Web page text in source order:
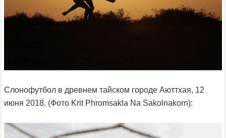
Слонофутбол в древнем тайском городе Аюттхая, 12
июня 2018. (Фото Krit Phromsakla Na Sakolnakorn):